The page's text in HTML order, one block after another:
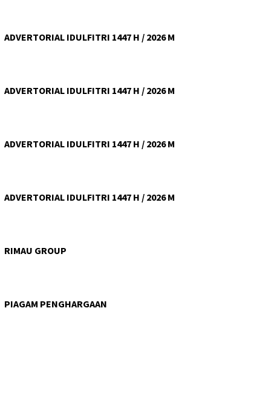
ADVERTORIAL IDULFITRI 1447 H / 2026 M
ADVERTORIAL IDULFITRI 1447 H / 2026 M
ADVERTORIAL IDULFITRI 1447 H / 2026 M
ADVERTORIAL IDULFITRI 1447 H / 2026 M
RIMAU GROUP
PIAGAM PENGHARGAAN